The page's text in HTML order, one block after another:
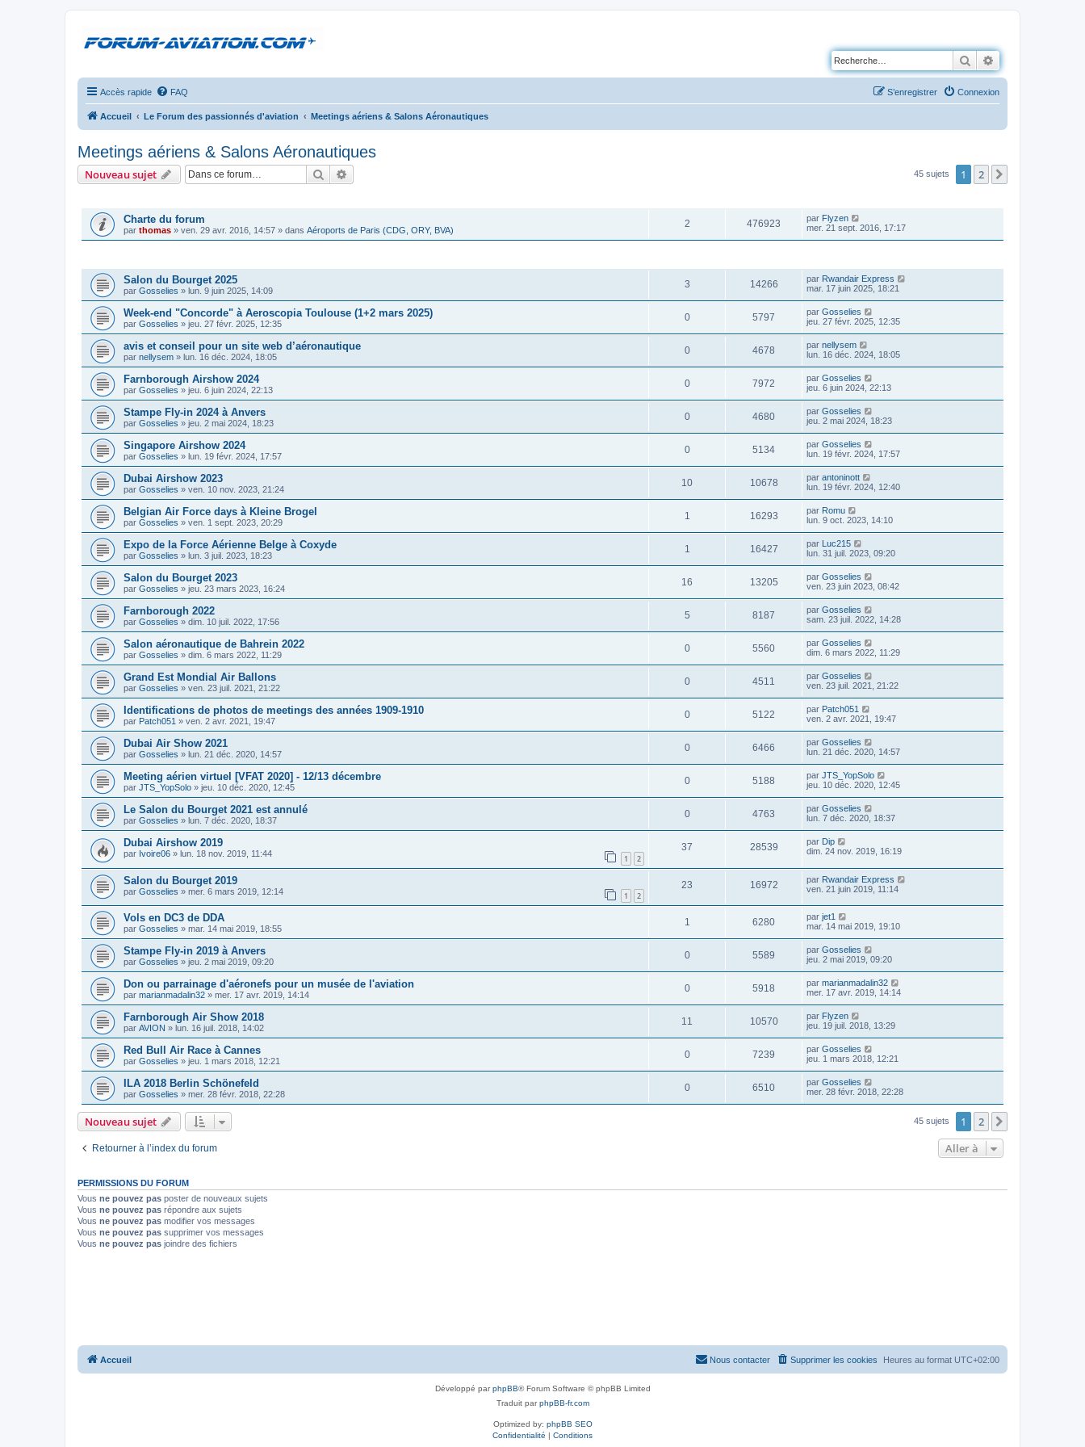
Rechercher
Accès rapide FAQ Connexion
S’enregistrer
Accueil Le Forum des passionnés d'aviation Meetings aériens & Salons Aéronautiques
Meetings aériens & Salons Aéronautiques
Nouveau sujet Rechercher 45 sujets 1 2
Charte du forum
par thomas » ven. 29 avr. 2016, 14:57 » dans Aéroports de Paris (CDG, ORY, BVA)
2 476923 par Flyzen
mer. 21 sept. 2016, 17:17
Salon du Bourget 2025
par Gosselies » lun. 9 juin 2025, 14:09
3 14266 par Rwandair Express
mar. 17 juin 2025, 18:21
Week-end "Concorde" à Aeroscopia Toulouse (1+2 mars 2025)
par Gosselies » jeu. 27 févr. 2025, 12:35
0 5797 par Gosselies
jeu. 27 févr. 2025, 12:35
avis et conseil pour un site web d’aéronautique
par nellysem » lun. 16 déc. 2024, 18:05
0 4678 par nellysem
lun. 16 déc. 2024, 18:05
Farnborough Airshow 2024
par Gosselies » jeu. 6 juin 2024, 22:13
0 7972 par Gosselies
jeu. 6 juin 2024, 22:13
Stampe Fly-in 2024 à Anvers
par Gosselies » jeu. 2 mai 2024, 18:23
0 4680 par Gosselies
jeu. 2 mai 2024, 18:23
Singapore Airshow 2024
par Gosselies » lun. 19 févr. 2024, 17:57
0 5134 par Gosselies
lun. 19 févr. 2024, 17:57
Dubai Airshow 2023
par Gosselies » ven. 10 nov. 2023, 21:24
10 10678 par antoninott
lun. 19 févr. 2024, 12:40
Belgian Air Force days à Kleine Brogel
par Gosselies » ven. 1 sept. 2023, 20:29
1 16293 par Romu
lun. 9 oct. 2023, 14:10
Expo de la Force Aérienne Belge à Coxyde
par Gosselies » lun. 3 juil. 2023, 18:23
1 16427 par Luc215
lun. 31 juil. 2023, 09:20
Salon du Bourget 2023
par Gosselies » jeu. 23 mars 2023, 16:24
16 13205 par Gosselies
ven. 23 juin 2023, 08:42
Farnborough 2022
par Gosselies » dim. 10 juil. 2022, 17:56
5 8187 par Gosselies
sam. 23 juil. 2022, 14:28
Salon aéronautique de Bahrein 2022
par Gosselies » dim. 6 mars 2022, 11:29
0 5560 par Gosselies
dim. 6 mars 2022, 11:29
Grand Est Mondial Air Ballons
par Gosselies » ven. 23 juil. 2021, 21:22
0 4511 par Gosselies
ven. 23 juil. 2021, 21:22
Identifications de photos de meetings des années 1909-1910
par Patch051 » ven. 2 avr. 2021, 19:47
0 5122 par Patch051
ven. 2 avr. 2021, 19:47
Dubai Air Show 2021
par Gosselies » lun. 21 déc. 2020, 14:57
0 6466 par Gosselies
lun. 21 déc. 2020, 14:57
Meeting aérien virtuel [VFAT 2020] - 12/13 décembre
par JTS_YopSolo » jeu. 10 déc. 2020, 12:45
0 5188 par JTS_YopSolo
jeu. 10 déc. 2020, 12:45
Le Salon du Bourget 2021 est annulé
par Gosselies » lun. 7 déc. 2020, 18:37
0 4763 par Gosselies
lun. 7 déc. 2020, 18:37
Dubai Airshow 2019
par Ivoire06 » lun. 18 nov. 2019, 11:44 1 2
37 28539 par Dip
dim. 24 nov. 2019, 16:19
Salon du Bourget 2019
par Gosselies » mer. 6 mars 2019, 12:14 1 2
23 16972 par Rwandair Express
ven. 21 juin 2019, 11:14
Vols en DC3 de DDA
par Gosselies » mar. 14 mai 2019, 18:55
1 6280 par jet1
mar. 14 mai 2019, 19:10
Stampe Fly-in 2019 à Anvers
par Gosselies » jeu. 2 mai 2019, 09:20
0 5589 par Gosselies
jeu. 2 mai 2019, 09:20
Don ou parrainage d'aéronefs pour un musée de l'aviation
par marianmadalin32 » mer. 17 avr. 2019, 14:14
0 5918 par marianmadalin32
mer. 17 avr. 2019, 14:14
Farnborough Air Show 2018
par AVION » lun. 16 juil. 2018, 14:02
11 10570 par Flyzen
jeu. 19 juil. 2018, 13:29
Red Bull Air Race à Cannes
par Gosselies » jeu. 1 mars 2018, 12:21
0 7239 par Gosselies
jeu. 1 mars 2018, 12:21
ILA 2018 Berlin Schönefeld
par Gosselies » mer. 28 févr. 2018, 22:28
0 6510 par Gosselies
mer. 28 févr. 2018, 22:28
Nouveau sujet 45 sujets 1 2
Retourner à l’index du forum Aller à
PERMISSIONS DU FORUM
Vous ne pouvez pas poster de nouveaux sujets
Vous ne pouvez pas répondre aux sujets
Vous ne pouvez pas modifier vos messages
Vous ne pouvez pas supprimer vos messages
Vous ne pouvez pas joindre des fichiers
Accueil Heures au format UTC+02:00
Supprimer les cookies
Nous contacter
Développé parphpBB® Forum Software © phpBB Limited
Traduit parphpBB-fr.com
Optimized by: phpBB SEO
Confidentialité | Conditions